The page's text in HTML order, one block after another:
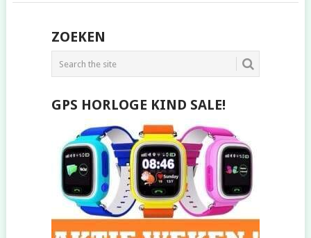
POSTS
NAVIGATION
ZOEKEN
GPS HORLOGE KIND SALE!